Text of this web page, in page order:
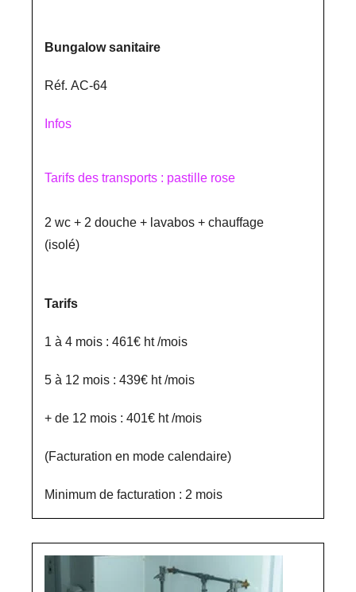
Bungalow sanitaire
Réf. AC-64
Infos
Tarifs des transports : pastille rose
2 wc + 2 douche + lavabos + chauffage
(isolé)
Tarifs
1 à 4 mois : 461€ ht /mois
5 à 12 mois : 439€ ht /mois
+ de 12 mois : 401€ ht /mois
(Facturation en mode calendaire)
Minimum de facturation : 2 mois